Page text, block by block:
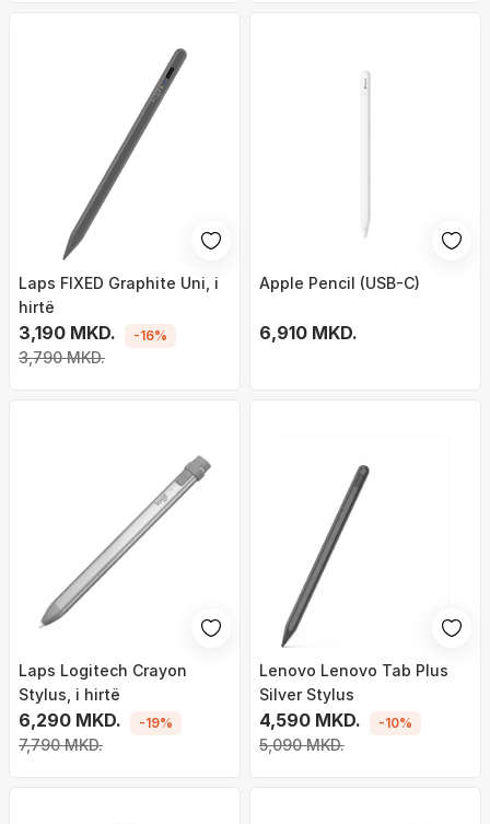
Laps FIXED Graphite Uni, i
hirtë
3,190 MKD.
3,790 MKD.
-16%
Apple Pencil (USB-C)
6,910 MKD.
Laps Logitech Crayon
Stylus, i hirtë
6,290 MKD.
7,790 MKD.
-19%
Lenovo Lenovo Tab Plus
Silver Stylus
4,590 MKD.
5,090 MKD.
-10%